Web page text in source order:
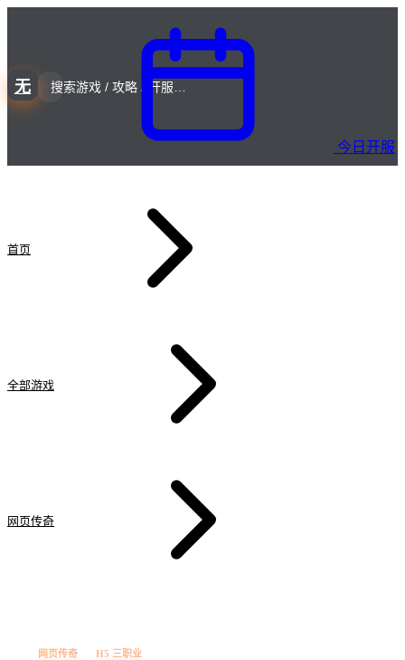
无
今日开服
首页
全部游戏
网页传奇
网页传奇 H5 三职业